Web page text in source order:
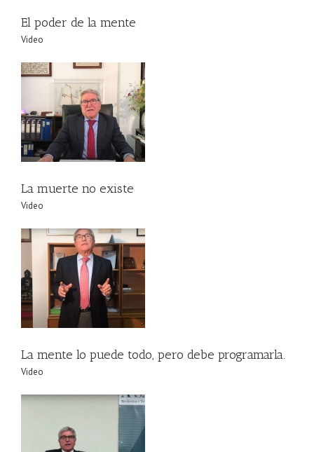
El poder de la mente
Video
La muerte no existe
Video
La mente lo puede todo, pero debe programarla.
Video